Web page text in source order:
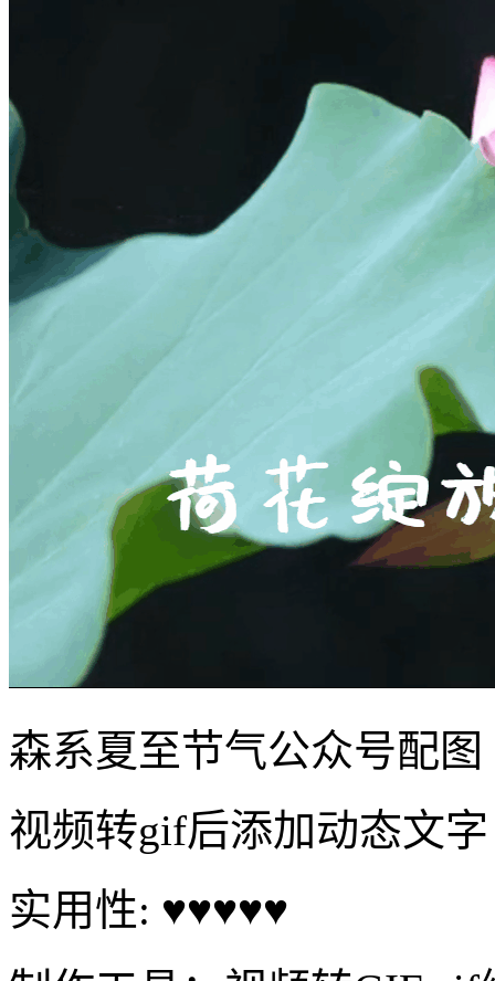
森系夏至节气公众号配图
视频转gif后添加动态文字
实用性: ♥♥♥♥♥